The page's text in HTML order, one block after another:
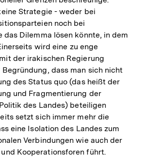
Strategie - weder bei
noch bei
das Dilemma lösen könnte, in dem
wird eine zu enge
der irakischen Regierung
dass man sich nicht
des Status quo (das heißt der
und Fragmentierung der
des Landes) beteiligen
setzt sich immer mehr die
eine Isolation des Landes zum
Verbindungen wie auch der
Kooperationsforen führt.